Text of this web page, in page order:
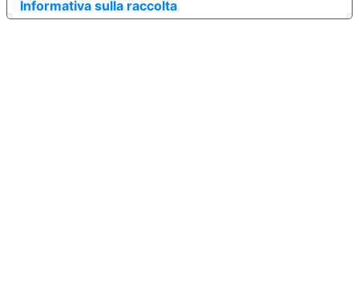
Informativa sulla raccolta